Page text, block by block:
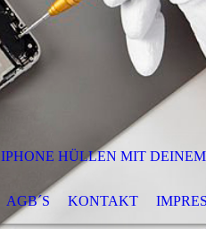
IPHONE HÜLLEN MIT
AGB´S KONTAKT